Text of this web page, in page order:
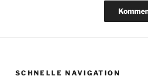
SCHNELLE NAVIGATION